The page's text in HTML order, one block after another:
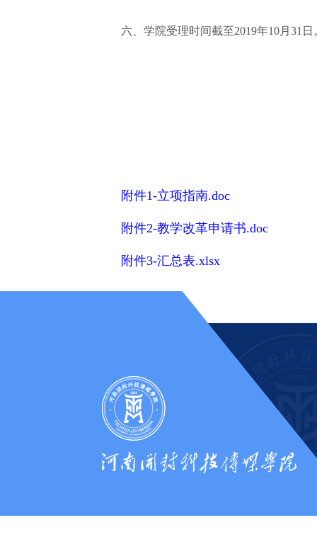
六、学院受理时间截至2019年10月31日
附件1-立项指南.doc
附件2-教学改革申请书.doc
附件3-汇总表.xlsx